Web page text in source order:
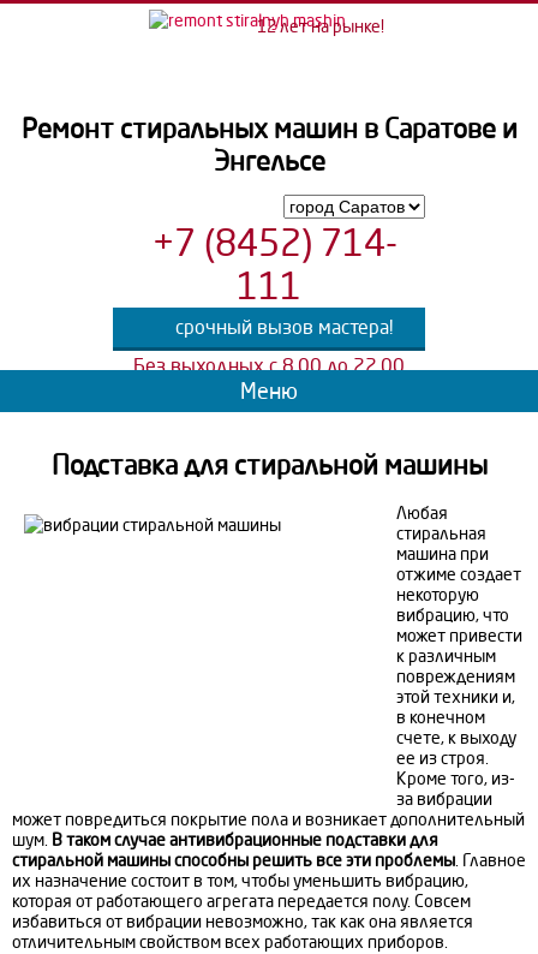
12 лет на рынке!
Ремонт стиральных машин в Саратове и
Энгельсе
+7 (8452) 714-
111
срочный вызов мастера!
Без выходных с 8.00 до 22.00
Меню
Подставка для стиральной машины
Любая
стиральная
машина при
отжиме создает
некоторую
вибрацию, что
может привести
к различным
повреждениям
этой техники и,
в конечном
счете, к выходу
ее из строя.
Кроме того, из-
за вибрации
может повредиться покрытие пола и возникает дополнительный
шум. В таком случаеантивибрационные подставки для
стиральной машиныспособны решить все эти проблемы . Главное
их назначение состоит в том, чтобы уменьшить вибрацию,
которая от работающего агрегата передается полу. Совсем
избавиться от вибрации невозможно, так как она является
отличительным свойством всех работающих приборов.